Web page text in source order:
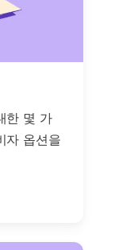
한 몇 가
자 옵션을